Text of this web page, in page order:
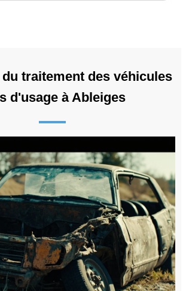
traitement des véhicules
d'usage à Ableiges